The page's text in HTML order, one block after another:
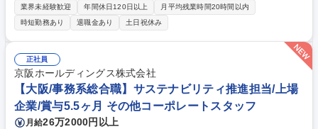
6,000名以上が所属する総合エンターテインメント企業です。ご入社いた
だく方には人事労務担当として事業運営を支えていただきます。 【具体的
には…】■ご入社後、徐々に業務範囲を広げていっていただきたいと考え
ておりますが、まずは給与計算/年末調整/入退社対応/社会保険など人事労
務業務を担当いただきます。対象範囲はホールディングスに籍のある約90
0人、及び子会社の労務管理全般となります。将来的には労務管理のDX化
や更なるアウトソーシングも検討しており、それらの企画/推進などにもチ
ャレンジしたい方は歓迎いたします。 募集職種 【大阪】人事労務(給与計
算/労務管理)/日本を代表するエンタメ企業の人事担当★
業界未経験歓迎 年間休日120日以上
月平均残業時間20時間以内
時短勤務あり
退職金あり 土日祝休み
正社員
京阪ホールディングス株式会社
【大阪/事務系総合職】サステナビリティ推進担当/上場
企業/賞与5.5ヶ月 その他コーポレートスタッフ
月給26万2000円以上